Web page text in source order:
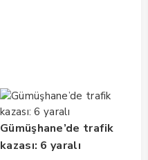
Gümüşhane’de trafik
kazası: 6 yaralı